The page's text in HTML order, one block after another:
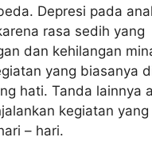
Depresi pada
rasa sedih yang
dan kehilangan
yang biasanya
hati. Tanda lainnya
kegiatan yang
– hari.